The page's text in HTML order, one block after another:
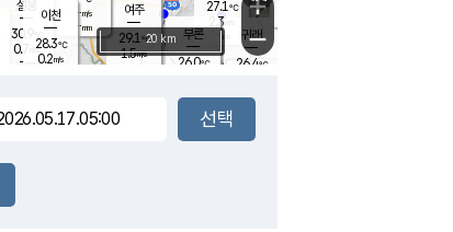
27.1℃
2.3m/s
mm
부론
26.0℃
여주
29.1℃
1.5m/s
장호원
-m/s
-mm
설봉
30.9
0.7 m/s
- mm
귀래
26.4℃
이천
28.3℃
0.2m/s
+
−
20 km